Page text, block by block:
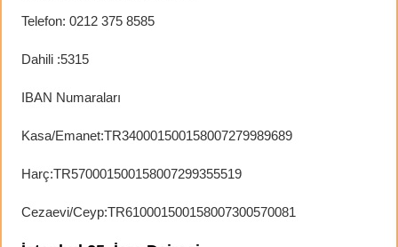
Telefon: 0212 375 8585
Dahili :5315
IBAN Numaraları
Kasa/Emanet:TR340001500158007279989689
Harç:TR570001500158007299355519
Cezaevi/Ceyp:TR610001500158007300570081